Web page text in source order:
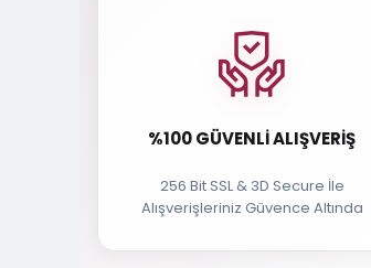
%100 GÜVENLI ALIŞVERIŞ
256 Bit SSL & 3D Secure İle
Alışverişleriniz Güvence Altında